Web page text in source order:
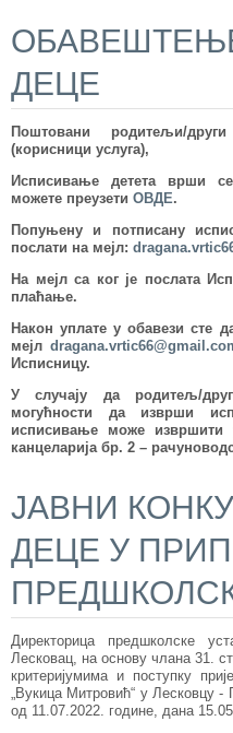
ДЕЦЕ
Поштовани родитељи/
(корисници услуга),
Исписивање детета врши
можете преузети ОВДЕ.
Попуњену и потписану
послати на мејл:
На мејл са ког је послата
плаћање.
Након уплате у обавези сте
мејл
Исписницу.
У случају да родитељ/
могућности да изврши
исписивање може извршити
канцеларија бр. 2 –
ЈАВНИ
ДЕЦЕ У
Директорица предшколске
Лесковац, на основу члана 31.
критеријумима и поступку
„Вукица Митровић“ у Лесковцу -
од 11.07.2022. године, дана